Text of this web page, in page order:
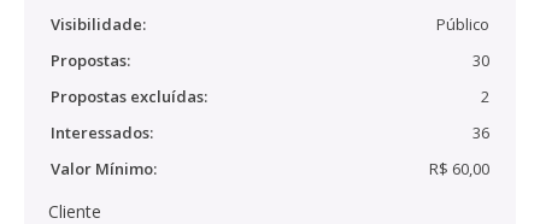
Visibilidade:
Público
Propostas:
30
Propostas excluídas:
2
Interessados:
36
Valor Mínimo:
R$ 60,00
Cliente